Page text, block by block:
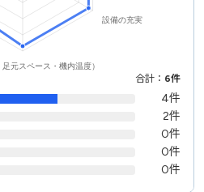
合計： 6件
4件
2件
0件
0件
0件